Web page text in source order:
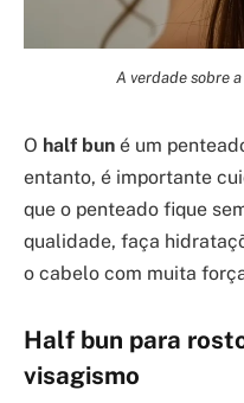
A verdade sobre
O half bun é um
entanto, é importante
que o penteado fique
qualidade, faça
o cabelo com muita
Half bun para
visagismo